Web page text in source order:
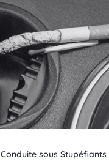
Conduite sous Stupéfiants